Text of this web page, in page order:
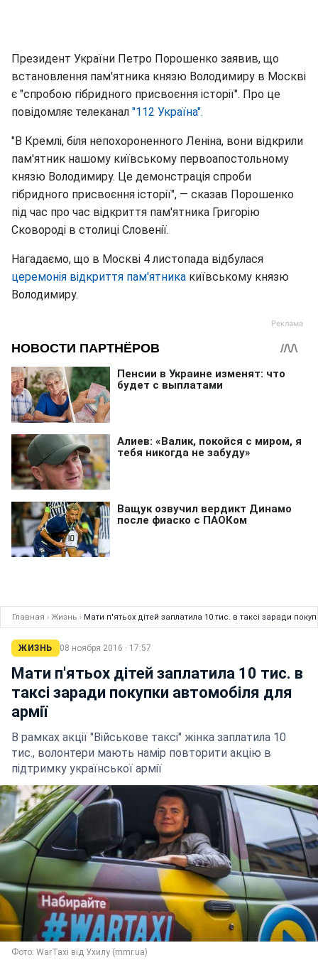
Президент України Петро Порошенко заявив, що
встановлення пам'ятника князю Володимиру в Москві
є "спробою гібридного присвоєння історії". Про це
повідомляє телеканал "112 Україна".
"В Кремлі, біля непохороненного Леніна, вони відкрили
пам'ятник нашому київському первоапостольному
князю Володимиру. Це демонстрація спроби
гібридного присвоєння історії", — сказав Порошенко
під час про час відкриття пам'ятника Григорію
Сковороді в столиці Словенії.
Нагадаємо, що в Москві 4 листопада відбулася
церемонія відкриття пам'ятника київському князю
Володимиру.
Главная › Жизнь › Мати п'ятьох дітей заплатила 10 тис. в таксі заради
ЖИЗНЬ 08 ноября 2016 · 17:57
Мати п'ятьох дітей заплатила 10 тис. в
таксі заради покупки автомобіля для
армії
В рамках акції "Військове таксі" жінка заплатила 10
тис., волонтери мають намір повторити акцію в
підтримку української армії
Фото: WarTaxi від Ухилу (mmr.ua)